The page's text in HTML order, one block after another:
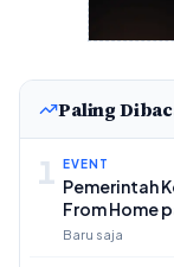
Paling
1 EVENT
Pemerintah
From Home
Baru saja